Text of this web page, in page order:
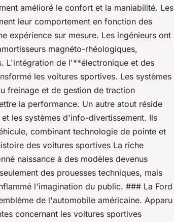
amélioré le confort et la maniabilité. Les
leur comportement en fonction des
expérience sur mesure. Les ingénieurs ont
magnéto-rhéologiques,
L'intégration de l'**électronique et des
les voitures sportives. Les systèmes
freinage et de gestion de traction
la performance. Un autre atout réside
les systèmes d'info-divertissement. Ils
combinant technologie de pointe et
des voitures sportives La riche
naissance à des modèles devenus
des prouesses techniques, mais
l'imagination du public. ### La Ford
de l'automobile américaine. Apparu
concernant les voitures sportives